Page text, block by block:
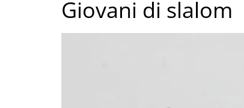
Giovani di slalom